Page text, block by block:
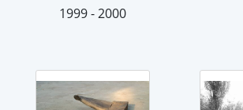
1999 - 2000